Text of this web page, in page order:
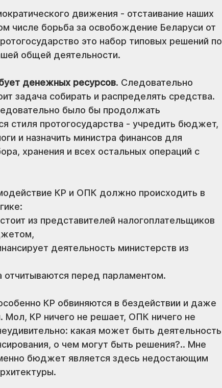
движения - отстаивание наших
числе борьба за освобождение Беларуси от
это набор типовых решений по
общей деятельности.
денежных ресурсов. Следовательно
задача собирать и распределять средства.
было бы продолжать
стиля протогосударства - учредить бюджет,
и назначить министра финансов для
хранения и всех остальных операций с
КР и ОПК должно происходить в
из представителей налогоплательщиков
деятельность министерств из
отчитываются перед парламентом.
КР обвиняются в бездействии и даже
Мол, КР ничего не решает, ОПК ничего не
какая может быть деятельность
о чем могут быть решения?.. Мне
бюджет является здесь недостающим